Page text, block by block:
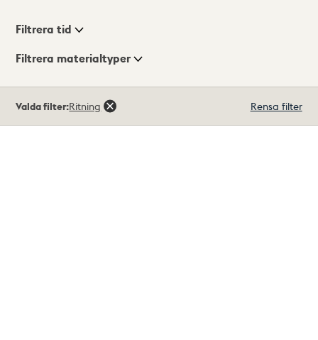
Visningsläge
Filtrera tid
Filtrera materialtyper
träffar
Valda filter:Ritning Rensa filter